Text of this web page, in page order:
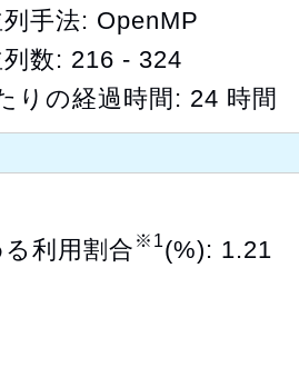
手法: OpenMP
数: 216 - 324
りの経過時間: 24 時間
利用割合 ※1(%): 1.21